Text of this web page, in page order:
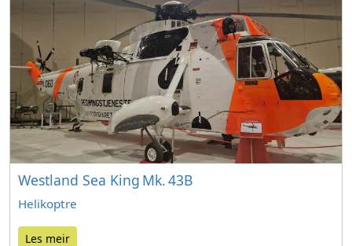
Westland Sea King Mk. 43B
Helikoptre
Les meir